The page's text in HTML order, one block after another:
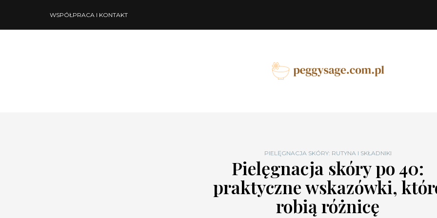
WSPÓŁPRACA I KONTAKT
PIELĘGNACJA SKÓRY: RUTYNA I SKŁADNIKI
Pielęgnacja skóry po 40:
praktyczne wskazówki,
robią różnicę